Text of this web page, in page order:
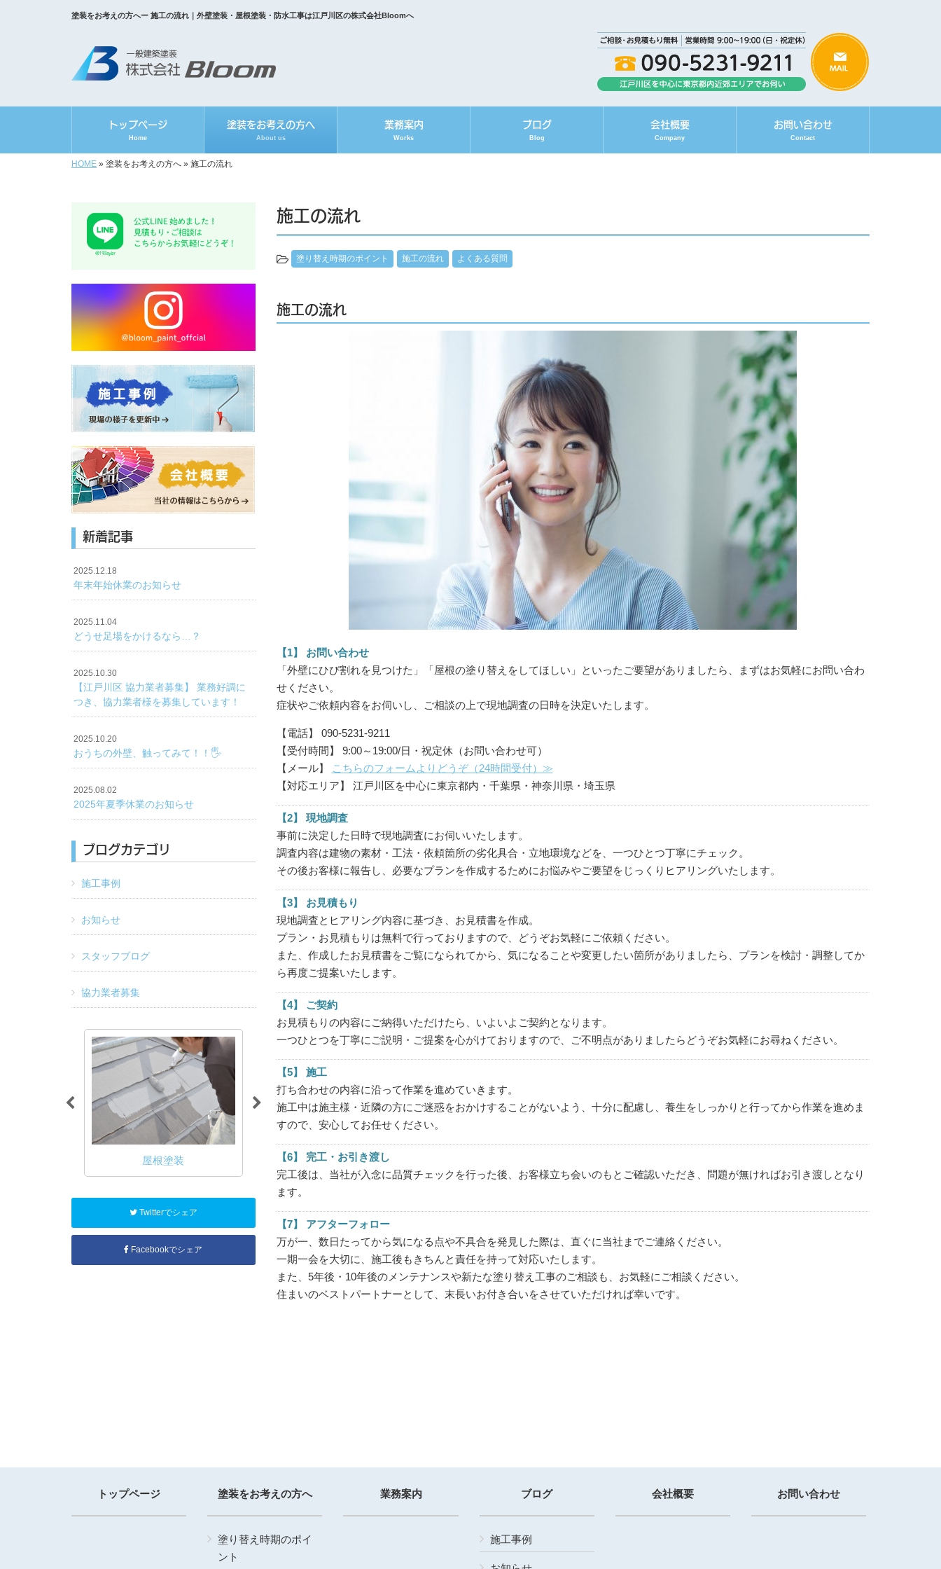
塗装をお考えの方へー 施工の流れ｜外壁塗装・屋根塗装・防水工事は江戸川区の株式会社Bloomへ
トップページ
Home
塗装をお考えの方へ
About us
業務案内
Works
ブログ
Blog
会社概要
Company
お問い合わせ
Contact
HOME » 塗装をお考えの方へ » 施工の流れ
施工の流れ
塗り替え時期のポイント 施工の流れ よくある質問
施工の流れ
【1】 お問い合わせ
「外壁にひび割れを見つけた」「屋根の塗り替えをしてほしい」といったご要望がありましたら、まずはお気軽にお問い合わ
せください。
症状やご依頼内容をお伺いし、ご相談の上で現地調査の日時を決定いたします。
【電話】 090-5231-9211
【受付時間】 9:00～19:00/日・祝定休（お問い合わせ可）
【メール】
こちらのフォームよりどうぞ（24時間受付）≫
【対応エリア】 江戸川区を中心に東京都内・千葉県・神奈川県・埼玉県
【2】 現地調査
事前に決定した日時で現地調査にお伺いいたします。
調査内容は建物の素材・工法・依頼箇所の劣化具合・立地環境などを、一つひとつ丁寧にチェック。
その後お客様に報告し、必要なプランを作成するためにお悩みやご要望をじっくりヒアリングいたします。
【3】 お見積もり
現地調査とヒアリング内容に基づき、お見積書を作成。
プラン・お見積もりは無料で行っておりますので、どうぞお気軽にご依頼ください。
また、作成したお見積書をご覧になられてから、気になることや変更したい箇所がありましたら、プランを検討・調整してか
ら再度ご提案いたします。
【4】 ご契約
お見積もりの内容にご納得いただけたら、いよいよご契約となります。
一つひとつを丁寧にご説明・ご提案を心がけておりますので、ご不明点がありましたらどうぞお気軽にお尋ねください。
【5】 施工
打ち合わせの内容に沿って作業を進めていきます。
施工中は施主様・近隣の方にご迷惑をおかけすることがないよう、十分に配慮し、養生をしっかりと行ってから作業を進めま
すので、安心してお任せください。
【6】 完工・お引き渡し
完工後は、当社が入念に品質チェックを行った後、お客様立ち会いのもとご確認いただき、問題が無ければお引き渡しとなり
ます。
【7】 アフターフォロー
万が一、数日たってから気になる点や不具合を発見した際は、直ぐに当社までご連絡ください。
一期一会を大切に、施工後もきちんと責任を持って対応いたします。
また、5年後・10年後のメンテナンスや新たな塗り替え工事のご相談も、お気軽にご相談ください。
住まいのベストパートナーとして、末長いお付き合いをさせていただければ幸いです。
新着記事
2025.12.18
年末年始休業のお知らせ
2025.11.04
どうせ足場をかけるなら…？
2025.10.30
【江戸川区 協力業者募集】 業務好調に
つき、協力業者様を募集しています！
2025.10.20
おうちの外壁、触ってみて！！🖐️
2025.08.02
2025年夏季休業のお知らせ
ブログカテゴリ
施工事例
お知らせ
スタッフブログ
協力業者募集
屋根塗装 アパート・ハイツ塗装
Twitterでシェア
Facebookでシェア
トップページ 塗装をお考えの方へ
塗り替え時期のポイ
ント
業務案内 ブログ
施工事例
会社概要 お問い合わせ